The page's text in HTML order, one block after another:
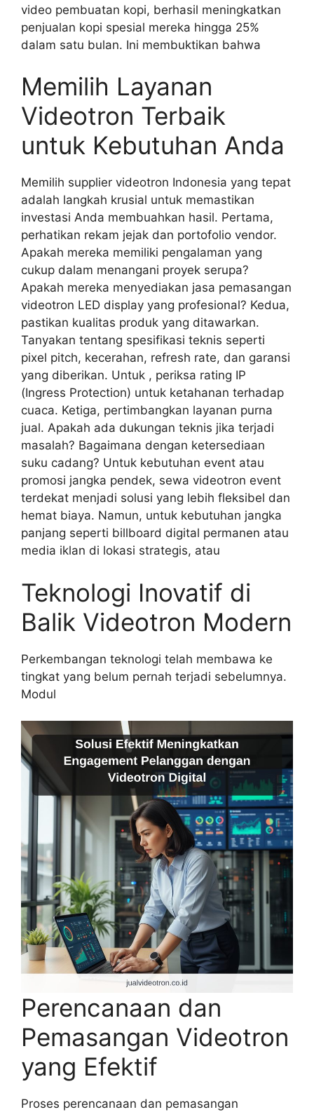
video pembuatan kopi, berhasil meningkatkan
penjualan kopi spesial mereka hingga 25%
dalam satu bulan. Ini membuktikan bahwa
Memilih Layanan
Videotron Terbaik
untuk Kebutuhan Anda
Memilih supplier videotron Indonesia yang tepat
adalah langkah krusial untuk memastikan
investasi Anda membuahkan hasil. Pertama,
perhatikan rekam jejak dan portofolio vendor.
Apakah mereka memiliki pengalaman yang
cukup dalam menangani proyek serupa?
Apakah mereka menyediakan jasa pemasangan
videotron LED display yang profesional? Kedua,
pastikan kualitas produk yang ditawarkan.
Tanyakan tentang spesifikasi teknis seperti
pixel pitch, kecerahan, refresh rate, dan garansi
yang diberikan. Untuk , periksa rating IP
(Ingress Protection) untuk ketahanan terhadap
cuaca. Ketiga, pertimbangkan layanan purna
jual. Apakah ada dukungan teknis jika terjadi
masalah? Bagaimana dengan ketersediaan
suku cadang? Untuk kebutuhan event atau
promosi jangka pendek, sewa videotron event
terdekat menjadi solusi yang lebih fleksibel dan
hemat biaya. Namun, untuk kebutuhan jangka
panjang seperti billboard digital permanen atau
media iklan di lokasi strategis, atau
Teknologi Inovatif di
Balik Videotron Modern
Perkembangan teknologi telah membawa ke
tingkat yang belum pernah terjadi sebelumnya.
Modul
Perencanaan dan
Pemasangan Videotron
yang Efektif
Proses perencanaan dan pemasangan